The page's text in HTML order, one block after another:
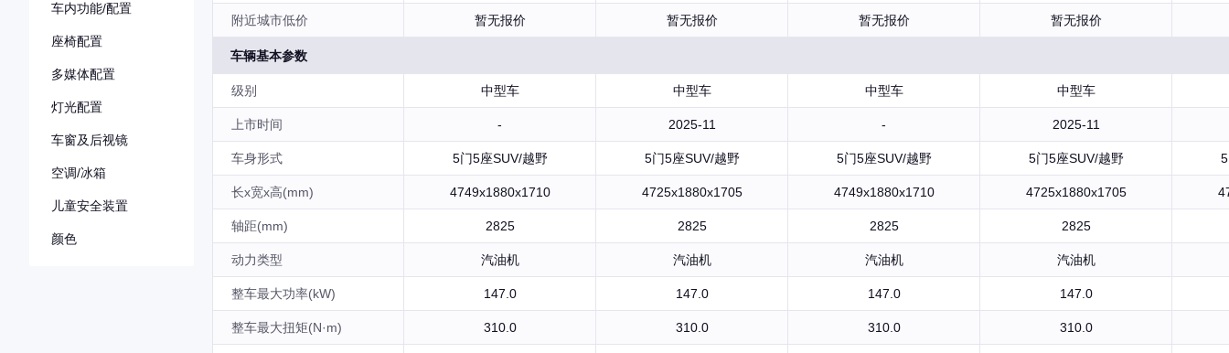
车内功能/配置
座椅配置
多媒体配置
灯光配置
车窗及后视镜
空调/冰箱
儿童安全装置
颜色
附近城市低价 暂无报价 暂无报价 暂无报价 暂无报价
车辆基本参数
级别 中型车 中型车 中型车 中型车
上市时间 - 2025-11 - 2025-11
车身形式 5门5座SUV/越野 5门5座SUV/越野 5门5座SUV/越野 5门5座SUV/越野
长x宽x高(mm) 4749x1880x1710 4725x1880x1705 4749x1880x1710 4725x1880x1705
轴距(mm) 2825 2825 2825 2825
动力类型 汽油机 汽油机 汽油机 汽油机
整车最大功率(kW) 147.0 147.0 147.0 147.0
整车最大扭矩(N·m) 310.0 310.0 310.0 310.0